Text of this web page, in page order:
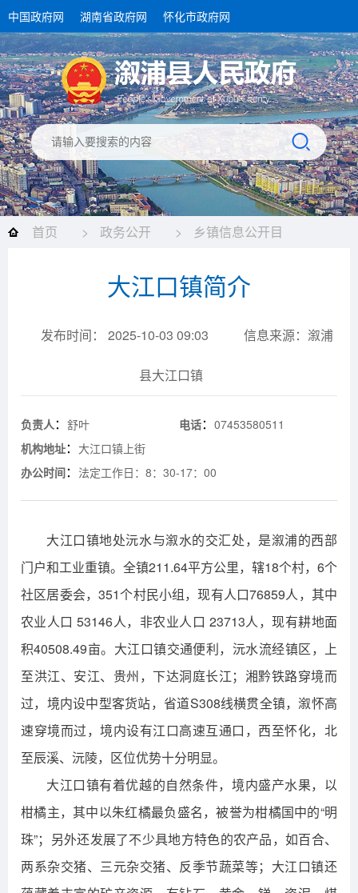
中国政府网 湖南省政府网 怀化市政府网
首页 > 政务公开 >
乡镇信息公开目
大江口镇简介
发布时间： 2025-10-03 09:03 信息来源：溆浦
县大江口镇
负责人： 舒叶 电话： 07453580511
机构地址： 大江口镇上街
办公时间： 法定工作日：8：30-17：00
大江口镇地处沅水与溆水的交汇处，是溆浦的西部
门户和工业重镇。全镇211.64平方公里，辖18个村，6个
社区居委会，351个村民小组，现有人口76859人，其中
农业人口 53146人，非农业人口 23713人，现有耕地面
积40508.49亩。大江口镇交通便利，沅水流经镇区，上
至洪江、安江、贵州，下达洞庭长江；湘黔铁路穿境而
过，境内设中型客货站，省道S308线横贯全镇，溆怀高
速穿境而过，境内设有江口高速互通口，西至怀化，北
至辰溪、沅陵，区位优势十分明显。
大江口镇有着优越的自然条件，境内盛产水果，以
柑橘主，其中以朱红橘最负盛名，被誉为柑橘国中的“明
珠”；另外还发展了不少具地方特色的农产品，如百合、
两系杂交猪、三元杂交猪、反季节蔬菜等；大江口镇还